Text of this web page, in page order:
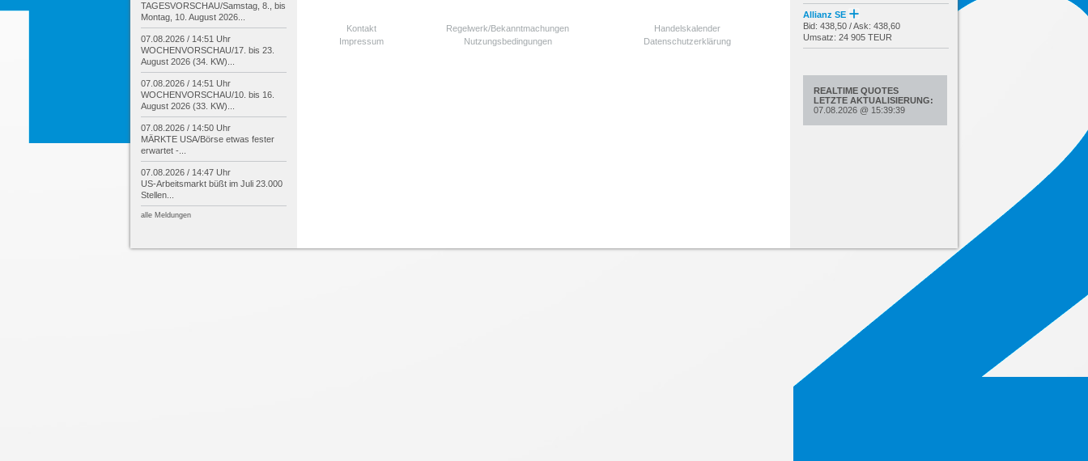
Kontakt Regelwerk/Bekanntmachungen
Handelskalender
Impressum
Nutzungsbedingungen Datenschutzerklärung
TAGESVORSCHAU/Samstag, 8., bis
Montag, 10. August 2026...
07.08.2026 / 14:51 Uhr
WOCHENVORSCHAU/17. bis 23.
August 2026 (34. KW)...
07.08.2026 / 14:51 Uhr
WOCHENVORSCHAU/10. bis 16.
August 2026 (33. KW)...
07.08.2026 / 14:50 Uhr
MÄRKTE USA/Börse etwas fester
erwartet -
07.08.2026 / 14:47 Uhr
US-Arbeitsmarkt büßt im Juli 23.000
Stellen...
alle Meldungen
Allianz SE
Bid: 438,50 / Ask: 438,60
Umsatz: 24 905 TEUR
REALTIME QUOTES
LETZTE AKTUALISIERUNG:
07.08.2026 @ 15:39:39